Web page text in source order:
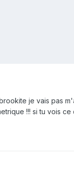
je vais pas
!!! si tu vois